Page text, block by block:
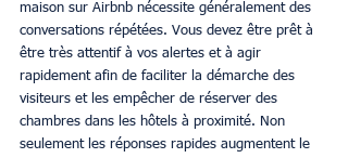
maison sur Airbnb nécessite généralement des
conversations répétées. Vous devez être prêt à
être très attentif à vos alertes et à agir
rapidement afin de faciliter la démarche des
visiteurs et les empêcher de réserver des
chambres dans les hôtels à proximité. Non
seulement les réponses rapides augmentent le